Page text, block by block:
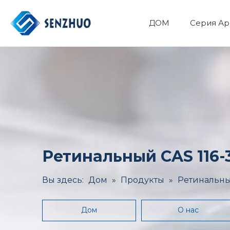
ДОМ Серия
Ретинальный CAS 116-
Вы здесь: Дом » Продукты »
Дом О нас